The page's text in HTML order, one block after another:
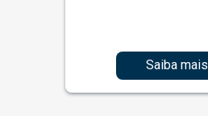
Saiba mais